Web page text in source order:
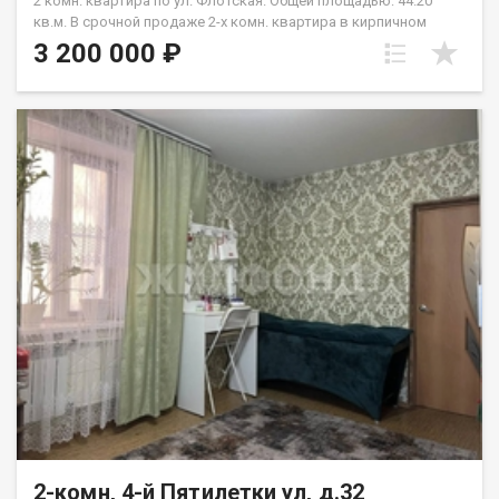
кв.м. В срочной продаже 2-х комн. квартира в кирпичном
пятиэтажном доме на комфортном третьем этаже в
Калининском районе микрорайона Пашино. Это
пятиэтажных домов! Квартира очень уютная и светлая, с
современными интерьерными решениями. Балкон остеклен.
Зимой в квартире тепло. Окна на две стороны, Двор очень
зеленый, много цветов и насаждений. Во дворе всегда есть
где припарковаться. В непосредственной близости от дома
находятся образовательные учреждения, включая школы и
детские сады, что делает это место подходящим для семей с
детьми. Соседи приятные доброжелательные люди.
Подходит под все виды расчета, без обременений. Два
взрослых собственника. Поможем с получением ипотеки.
Рядом с объектом находятся:1 детский сад,2 продуктовых
магазина. Возможен обмен на вашу недвижимость. Возможна
продажа в рассрочку. При звонке, пожалуйста, сообщите
номер варианта - JV002054180706.
3 200 000 ₽
2-комн, 4-й Пятилетки ул, д.32